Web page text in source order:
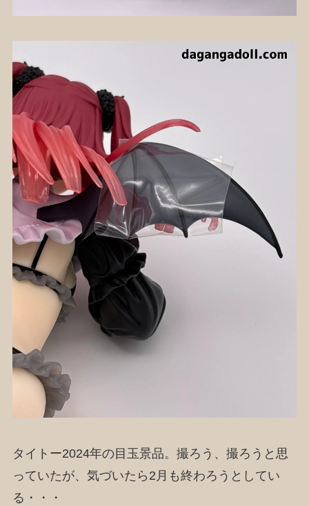
タイトー2024年の目玉景品。撮ろう、撮ろうと思
っていたが、気づいたら2月も終わろうとしてい
る・・・